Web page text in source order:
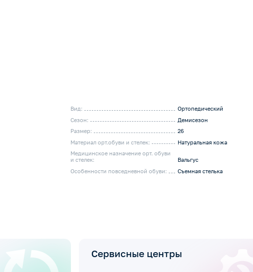
Вид:
Ортопедический
Сезон:
Демисезон
Размер:
26
Материал орт.обуви и стелек:
Натуральная кожа
Медицинское назначение орт. обуви
и стелек:
Вальгус
Особенности повседневной обуви:
Съемная стелька
Сервисные центры